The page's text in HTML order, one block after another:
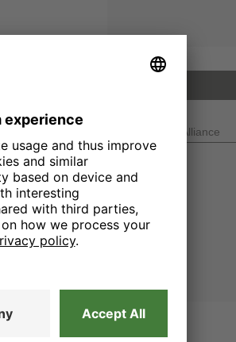
22.11.25
Customer Alliance